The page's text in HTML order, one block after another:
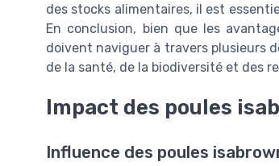
des stocks alimentaires, il est
En conclusion, bien que les
doivent naviguer à travers plusieurs
de la santé, de la biodiversité et des
Impact des poules
Influence des poules